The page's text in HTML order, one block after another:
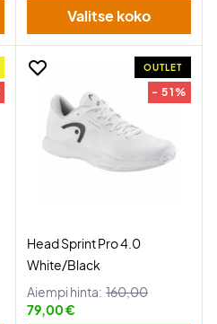
Valitse koko
OUTLET
- 51%
Head Sprint Pro 4.0
White/Black
Aiempi hinta: 160,00
79,00 €